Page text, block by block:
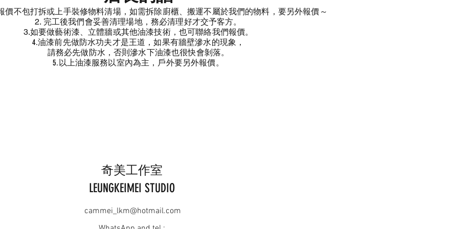
價不包打拆或上手裝修物料清場，如需拆除廚櫃、搬運不屬於我們的物料，要另外報價～
2. 完工後我們會妥善清理場地，務必清理好才交予客方。
3.如要做藝術漆、立體牆或其他油漆技術，也可聯絡我們報價。
4.油漆前先做防水功夫才是王道，如果有牆壁滲水的現象，
請務必先做防水，否則滲水下油漆也很快會剝落。
5.以上油漆服務以室內為主，戶外要另外報價。
奇美工作室
LEUNGKEIMEI STUDIO
cammei_lkm@hotmail.com